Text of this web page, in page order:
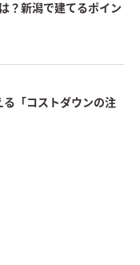
？新潟で建てるポイン
る「コストダウンの注